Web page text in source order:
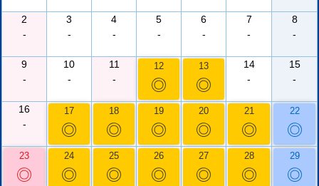
2
-
3
-
4
-
5
-
6
-
7
-
8
-
9
-
10
-
11
-
12
◎
13
◎
14
-
15
-
16
-
17
◎
18
◎
19
◎
20
◎
21
◎
22
◎
23
◎
24
◎
25
◎
26
◎
27
◎
28
◎
29
◎